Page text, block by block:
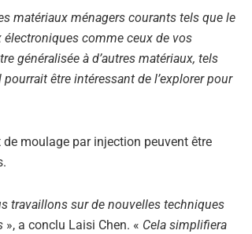
matériaux ménagers courants tels que le
électroniques comme ceux de vos
généralisée à d’autres matériaux, tels
être intéressant de l’explorer pour
moulage par injection peuvent être
travaillons sur de nouvelles techniques
», a conclu Laisi Chen. « Cela simplifiera